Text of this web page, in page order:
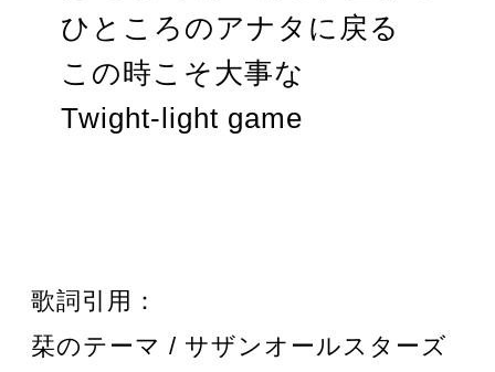
ひところのアナタに戻る
この時こそ大事な
Twight-light game
歌詞引用：
栞のテーマ / サザンオールスターズ